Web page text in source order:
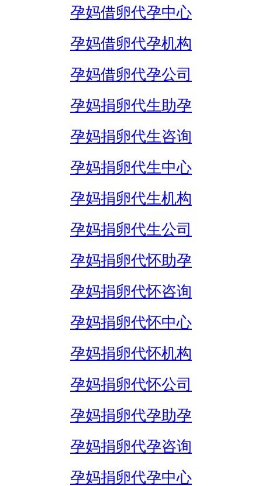
孕妈借卵代孕中心
孕妈借卵代孕机构
孕妈借卵代孕公司
孕妈捐卵代生助孕
孕妈捐卵代生咨询
孕妈捐卵代生中心
孕妈捐卵代生机构
孕妈捐卵代生公司
孕妈捐卵代怀助孕
孕妈捐卵代怀咨询
孕妈捐卵代怀中心
孕妈捐卵代怀机构
孕妈捐卵代怀公司
孕妈捐卵代孕助孕
孕妈捐卵代孕咨询
孕妈捐卵代孕中心